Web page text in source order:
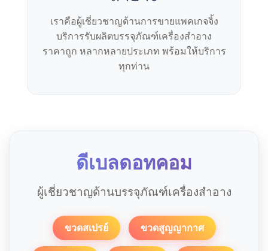
เราคือผู้เชี่ยวชาญด้านการขายแพคเกจจิ้ง
บริการรับผลิตบรรจุภัณฑ์เครื่องสำอาง
ราคาถูก หลากหลายประเภท พร้อมให้บริการ
ทุกท่าน
ดีเบลดอทคอม
ผู้เชี่ยวชาญด้านบรรจุภัณฑ์เครื่องสำอาง
ขวดสเปรย์ ขวดสูญญากาศ